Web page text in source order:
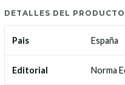
DETALLES DEL PRODUCTO
Pais España
Editorial Norma